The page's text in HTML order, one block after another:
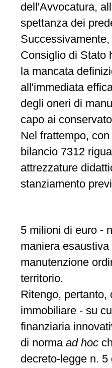
dell'Avvocatura,
spettanza dei
Consiglio di Stato
la mancata
all'immediata
degli oneri di
capo ai
Nel frattempo,
bilancio 7312
attrezzature
stanziamento
5 milioni di euro -
maniera
manutenzione
territorio.
Ritengo, pertanto,
immobiliare - su
finanziaria
di norma ad hoc
decreto-legge n.